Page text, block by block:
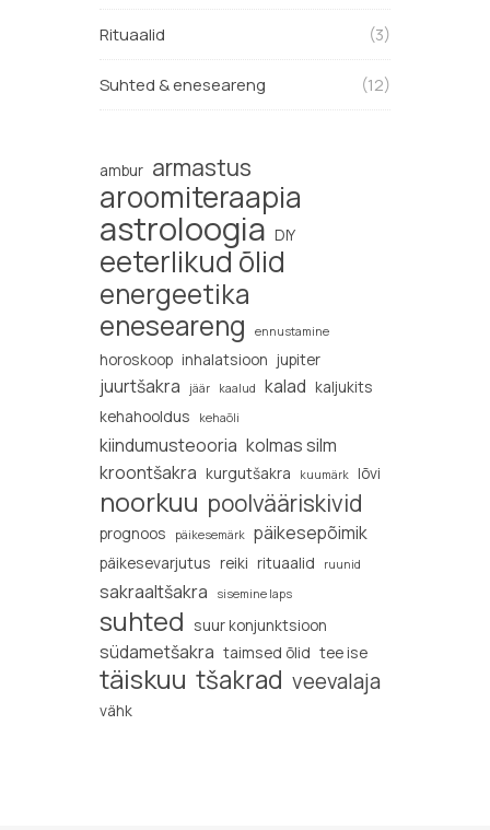
Rituaalid (3)
Suhted & eneseareng (12)
ambur armastus
aroomiteraapia
astroloogia DIY
eeterlikud õlid
energeetika
eneseareng
ennustamine
horoskoop inhalatsioon jupiter
juurtšakra jäär kaalud kalad kaljukits
kehahooldus
kehaõli
kiindumusteooria kolmas silm
kroontšakra kurgutšakra kuumärk lõvi
noorkuu poolvääriskivid
prognoos päikesemärk päikesepõimik
päikesevarjutus reiki rituaalid ruunid
sakraaltšakra sisemine laps
suhted suur konjunktsioon
südametšakra taimsed õlid tee ise
täiskuu tšakrad veevalaja
vähk